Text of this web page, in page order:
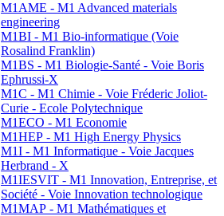
M1AME - M1 Advanced materials
engineering
M1BI - M1 Bio-informatique (Voie
Rosalind Franklin)
M1BS - M1 Biologie-Santé - Voie Boris
Ephrussi-X
M1C - M1 Chimie - Voie Fréderic Joliot-
Curie - Ecole Polytechnique
M1ECO - M1 Economie
M1HEP - M1 High Energy Physics
M1I - M1 Informatique - Voie Jacques
Herbrand - X
M1IESVIT - M1 Innovation, Entreprise, et
Société - Voie Innovation technologique
M1MAP - M1 Mathématiques et